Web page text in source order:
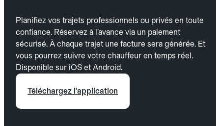
Planifiez vos trajets professionnels ou privés en toute
confiance. Réservez à l’avance via un paiement
sécurisé. À chaque trajet une facture sera générée. Et
vous pourrez suivre votre chauffeur en temps réel.
Disponible sur iOS et Android.
Téléchargez l'application